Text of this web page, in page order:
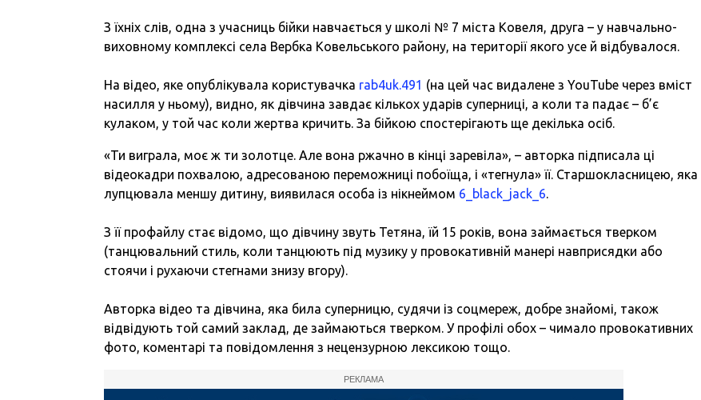
З їхніх слів, одна з учасниць бійки навчається у школі № 7 міста Ковеля, друга – у навчально-
виховному комплексі села Вербка Ковельського району, на території якого усе й відбувалося.
На відео, яке опублікувала користувачка rab4uk.491 (на цей час видалене з YouTube через вміст
насилля у ньому), видно, як дівчина завдає кількох ударів суперниці, а коли та падає – б’є
кулаком, у той час коли жертва кричить. За бійкою спостерігають ще декілька осіб.
«Ти виграла, моє ж ти золотце. Але вона ржачно в кінці заревіла», – авторка підписала ці
відеокадри похвалою, адресованою переможниці побоїща, і «тегнула» її. Старшокласницею, яка
лупцювала меншу дитину, виявилася особа із нікнеймом 6_black_jack_6.
З її профайлу стає відомо, що дівчину звуть Тетяна, їй 15 років, вона займається тверком
(танцювальний стиль, коли танцюють під музику у провокативній манері навприсядки або
стоячи і рухаючи стегнами знизу вгору).
Авторка відео та дівчина, яка била суперницю, судячи із соцмереж, добре знайомі, також
відвідують той самий заклад, де займаються тверком. У профілі обох – чимало провокативних
фото, коментарі та повідомлення з нецензурною лексикою тощо.
РЕКЛАМА